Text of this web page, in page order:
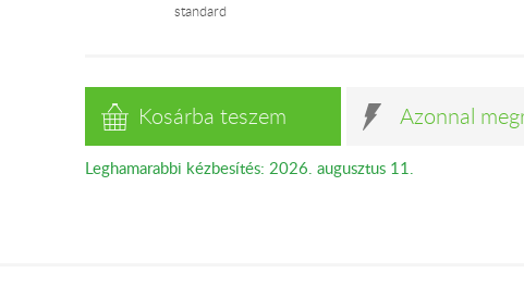
standard
Kosárba teszem Azonnal
Leghamarabbi kézbesítés: 2026. augusztus 11.